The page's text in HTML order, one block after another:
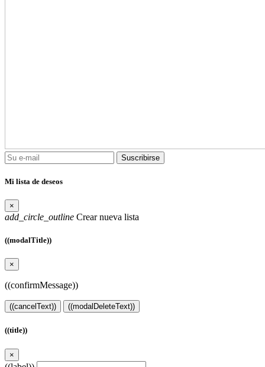
Suscribirse
Mi lista de deseos
×
add_circle_outline Crear nueva lista
((modalTitle))
×
((confirmMessage))
((cancelText)) ((modalDeleteText))
((title))
×